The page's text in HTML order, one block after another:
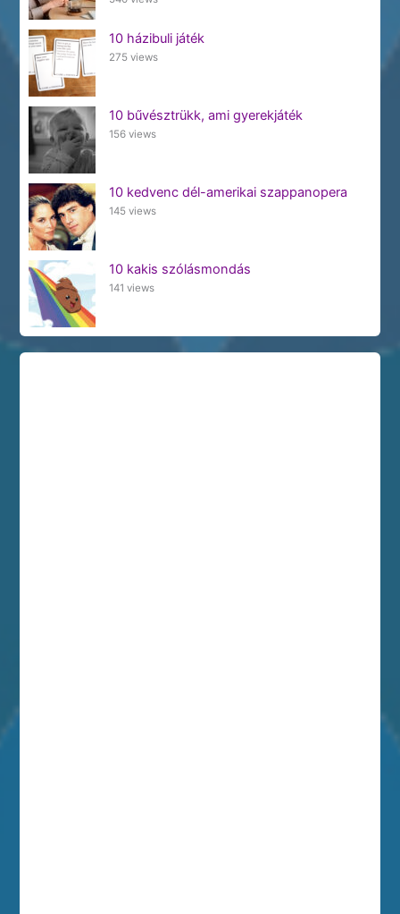
10 házibuli játék
275 views
10 bűvésztrükk, ami gyerekjáték
156 views
10 kedvenc dél-amerikai szappanopera
145 views
10 kakis szólásmondás
141 views